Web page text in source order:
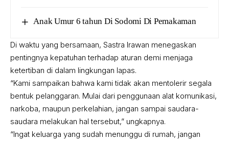
Anak Umur 6 tahun Di Sodomi Di Pemakaman
Di waktu yang bersamaan, Sastra Irawan menegaskan
pentingnya kepatuhan terhadap aturan demi menjaga
ketertiban di dalam lingkungan lapas.
“Kami sampaikan bahwa kami tidak akan mentolerir segala
bentuk pelanggaran. Mulai dari penggunaan alat komunikasi,
narkoba, maupun perkelahian, jangan sampai saudara-
saudara melakukan hal tersebut,” ungkapnya.
“Ingat keluarga yang sudah menunggu di rumah, jangan